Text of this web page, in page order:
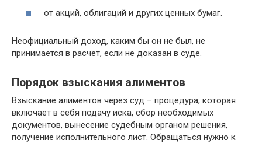
от акций, облигаций и других ценных бумаг.
Неофициальный доход, каким бы он не был, не
принимается в расчет, если не доказан в суде.
Порядок взыскания алиментов
Взыскание алиментов через суд – процедура, которая
включает в себя подачу иска, сбор необходимых
документов, вынесение судебным органом решения,
получение исполнительного лист. Обращаться нужно к